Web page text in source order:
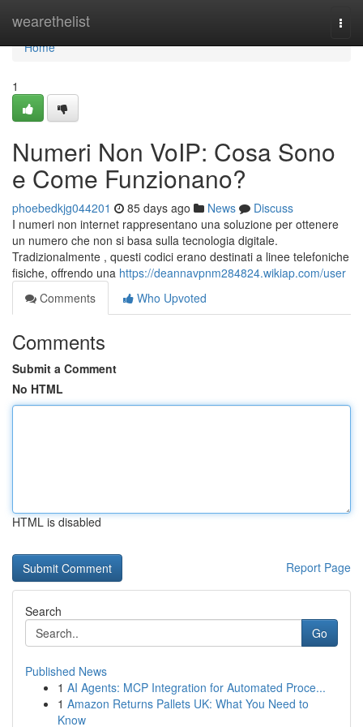
wearethelist
Home
Home
1
Numeri Non VoIP: Cosa Sono
e Come Funzionano?
phoebedkjg044201 85 days ago News
Discuss
I numeri non internet rappresentano una soluzione per ottenere
un numero che non si basa sulla tecnologia digitale.
Tradizionalmente , questi codici erano destinati a linee telefoniche
fisiche, offrendo una https://deannavpnm284824.wikiap.com/user
Comments
Who Upvoted
Comments
Submit a Comment
No HTML
HTML is disabled
Report Page
Search
Go
Published News
1 AI Agents: MCP Integration for Automated Proce...
1 Amazon Returns Pallets UK: What You Need to
Know